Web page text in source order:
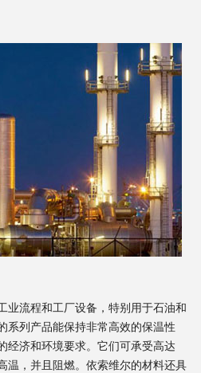
业流程和工厂设备，特别用于石油和
系列产品能保持非常高效的保温性
经济和环境要求。它们可承受高达
温，并且阻燃。依索维尔的材料还具